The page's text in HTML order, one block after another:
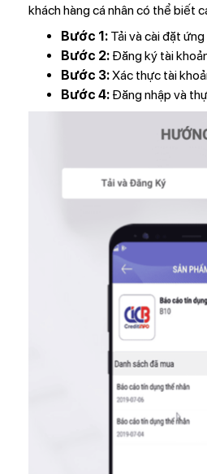
khách hàng cá nhân có thể biết
Bước 1: Tải và cài đặt
Bước 2:Đăng ký tài
Bước 3:Xác thực tài
Bước 4: Đăng nhập và